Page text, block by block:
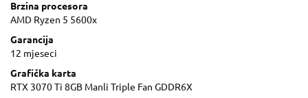
Brzina procesora
AMD Ryzen 5 5600x
Garancija
12 mjeseci
Grafička karta
RTX 3070 Ti 8GB Manli Triple Fan GDDR6X